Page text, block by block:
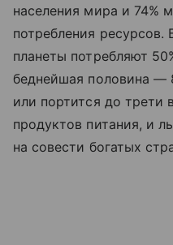
населения мира и 74%
потребления ресурсов.
планеты потребляют
беднейшая половина —
или портится до трети
продуктов питания, и
на совести богатых